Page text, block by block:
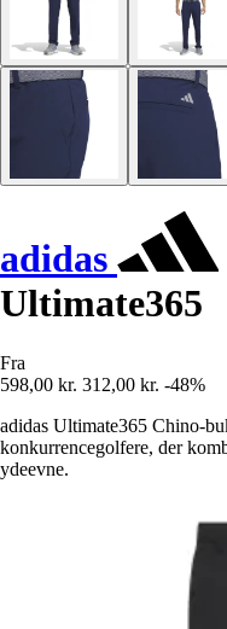
adidas
Ultimate365
Fra
598,00 kr. 312,00 kr. -48%
adidas Ultimate365 Chino-
konkurrencegolfere, der
ydeevne.